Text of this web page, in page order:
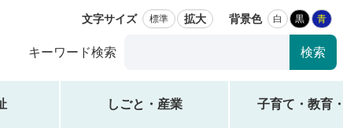
文字サイズ 標準 拡大 背景色 白 黒 青
キーワード検索
ス
タ
しごと・産業 子育て・教育